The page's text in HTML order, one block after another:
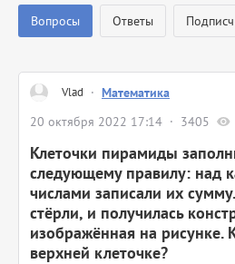
Вопросы Ответы
Vlad · Математика
20 октября 2022 17:14
3405
Клеточки пирамиды
следующему правилу: над
числами записали их
стёрли, и получилась
изображённая на рисунке.
верхней клеточке?